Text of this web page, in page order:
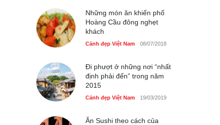
Những món ăn khiến phố
Hoàng Cầu đông nghẹt
khách
Cảnh đẹp Việt Nam 08/07/2018
Đi phượt ở những nơi “nhất
định phải đến” trong năm
2015
Cảnh đẹp Việt Nam 19/03/2019
Ăn Sushi theo cách của